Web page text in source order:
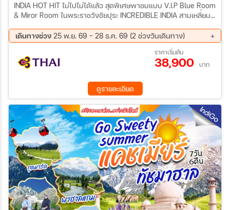
INDIA HOT HIT ไม่ไปไม่ได้แล้ว สุดพิเศษพาชมแบบ V.I.P Blue Room
& Miror Room ในพระราชวังชัยปุระ INCREDIBLE INDIA สามเหลี่ยม
อินเดีย จากเดลีสู่ทัชมาฮาล เมืองสีชมพูชัยปุระ และนครสีฟ้าจ๊อดห์ปูร์
ดินแดนแห่งมหาราชา ป้อมปราการ และมรดกโลกอันทรงคุณค่า
เดินทางช่วง 25 พ.ย. 69 - 28 ธ.ค. 69 (2 ช่วงวันเดินทาง)
23 ธ.ค. 69 - 28 ธ.ค. 69
ราคาเริ่มต้น
38,900 บาท
ดูรายละเอียด